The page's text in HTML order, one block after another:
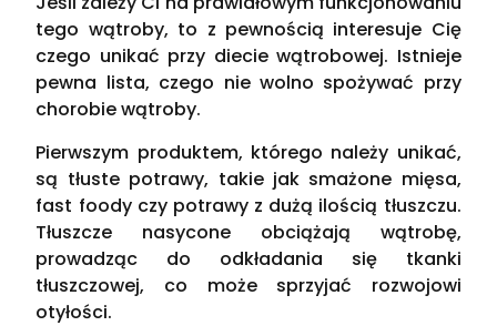
tego wątroby, to z pewnością interesuje Cię
czego unikać przy diecie wątrobowej. Istnieje
pewna lista, czego nie wolno spożywać przy
chorobie wątroby.
Pierwszym produktem, którego należy unikać,
są tłuste potrawy, takie jak smażone mięsa,
fast foody czy potrawy z dużą ilością tłuszczu.
Tłuszcze nasycone obciążają wątrobę,
prowadząc do odkładania się tkanki
tłuszczowej, co może sprzyjać rozwojowi
otyłości.